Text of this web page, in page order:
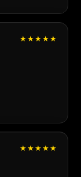
★★★★★
★★★★★